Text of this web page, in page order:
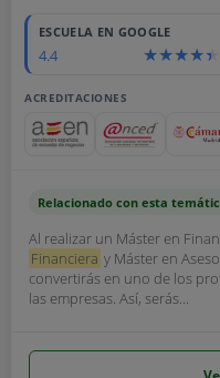
ESCUELA EN GOOGLE
4.4
ACREDITACIONES
Relacionado con esta
Al realizar un Máster en
Financiera y Máster en
convertirás en uno de los
las empresas. Así, serás...